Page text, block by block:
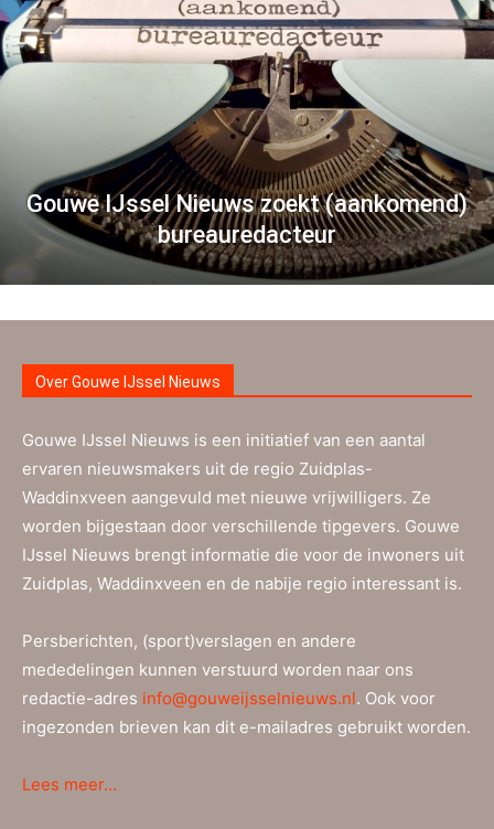
Gouwe IJssel Nieuws zoekt (aankomend)
bureauredacteur
Over Gouwe IJssel Nieuws
Gouwe IJssel Nieuws is een initiatief van een aantal
ervaren nieuwsmakers uit de regio Zuidplas-
Waddinxveen aangevuld met nieuwe vrijwilligers. Ze
worden bijgestaan door verschillende tipgevers. Gouwe
IJssel Nieuws brengt informatie die voor de inwoners uit
Zuidplas, Waddinxveen en de nabije regio interessant is.
Persberichten, (sport)verslagen en andere
mededelingen kunnen verstuurd worden naar ons
redactie-adres info@gouweijsselnieuws.nl. Ook voor
ingezonden brieven kan dit e-mailadres gebruikt worden.
Lees meer…